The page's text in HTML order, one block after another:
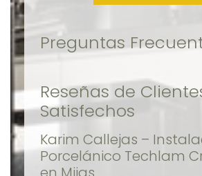
Preguntas
Reseñas de
Satisfechos
Karim Callejas –
Porcelánico Techlam